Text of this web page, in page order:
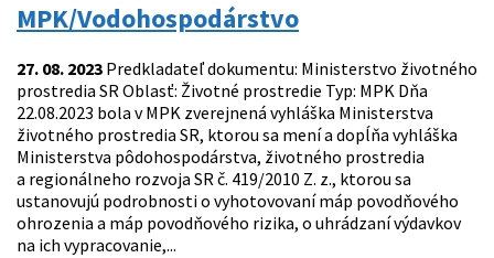
MPK/Vodohospodárstvo
27. 08. 2023 Predkladateľ dokumentu: Ministerstvo životného
prostredia SR Oblasť: Životné prostredie Typ: MPK Dňa
22.08.2023 bola v MPK zverejnená vyhláška Ministerstva
životného prostredia SR, ktorou sa mení a dopĺňa vyhláška
Ministerstva pôdohospodárstva, životného prostredia
a regionálneho rozvoja SR č. 419/2010 Z. z., ktorou sa
ustanovujú podrobnosti o vyhotovovaní máp povodňového
ohrozenia a máp povodňového rizika, o uhrádzaní výdavkov
na ich vypracovanie,...